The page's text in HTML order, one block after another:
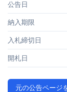
公告日
納入期限
入札締切日
開札日
元の公告ページ